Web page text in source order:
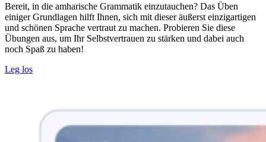
Bereit, in die amharische Grammatik einzutauchen? Das Üben
einiger Grundlagen hilft Ihnen, sich mit dieser äußerst einzigartigen
und schönen Sprache vertraut zu machen. Probieren Sie diese
Übungen aus, um Ihr Selbstvertrauen zu stärken und dabei auch
noch Spaß zu haben!
Leg los